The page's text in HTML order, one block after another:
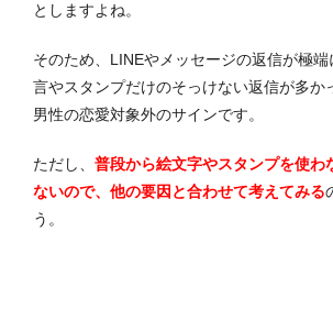
としますよね。
そのため、LINEやメッセージの返信が極
言やスタンプだけのそっけない返信が多か
男性の恋愛対象外のサインです。
ただし、 普段から絵文字やスタンプを使わ
ないので、他の要因と合わせて考えてみる
う。